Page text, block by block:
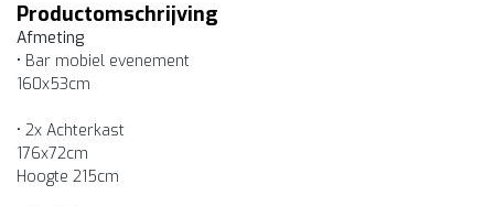
Productomschrijving
Afmeting
• Bar mobiel evenement
160x53cm
• 2x Achterkast
176x72cm
Hoogte 215cm